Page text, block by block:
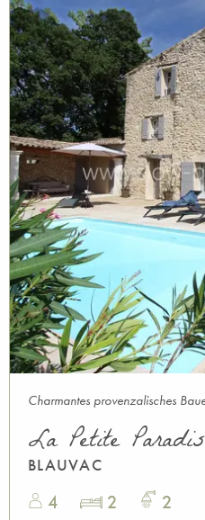
Charmantes provenzalisches
La Petite
BLAUVAC
4 2 2